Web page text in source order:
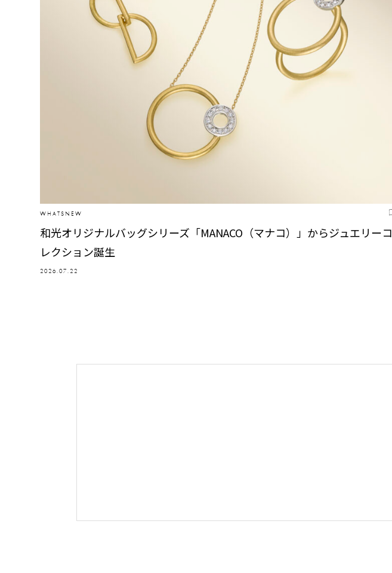
WHATSNEW
和光オリジナルバッグシリーズ「MANACO（マナコ）」からジュエリーコ
レクション誕生
2026.07.22